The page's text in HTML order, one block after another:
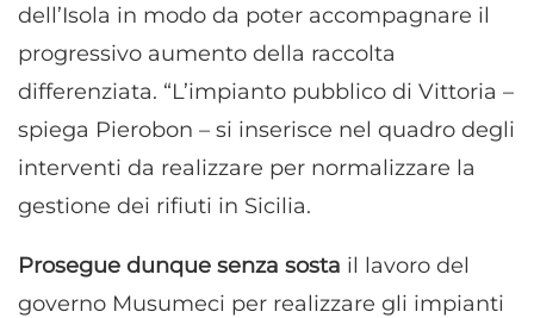
dell’Isola in modo da poter accompagnare il
progressivo aumento della raccolta
differenziata. “L’impianto pubblico di Vittoria –
spiega Pierobon – si inserisce nel quadro degli
interventi da realizzare per normalizzare la
gestione dei rifiuti in Sicilia.
Prosegue dunque senza sosta il lavoro del
governo Musumeci per realizzare gli impianti